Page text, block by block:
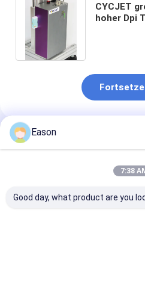
CYCJET
hoher Dpi
Empfohlene Produkte
Eason
7:38
Good day, what product are you